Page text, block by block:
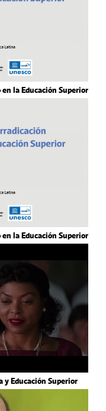
en la Educación Superior
en la Educación Superior
y Educación Superior